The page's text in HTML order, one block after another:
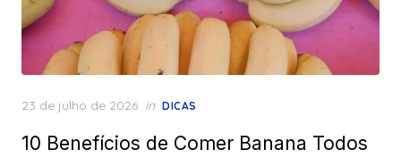
Posted
23 de julho de 2026 in DICAS
10 Benefícios de Comer Banana Todos